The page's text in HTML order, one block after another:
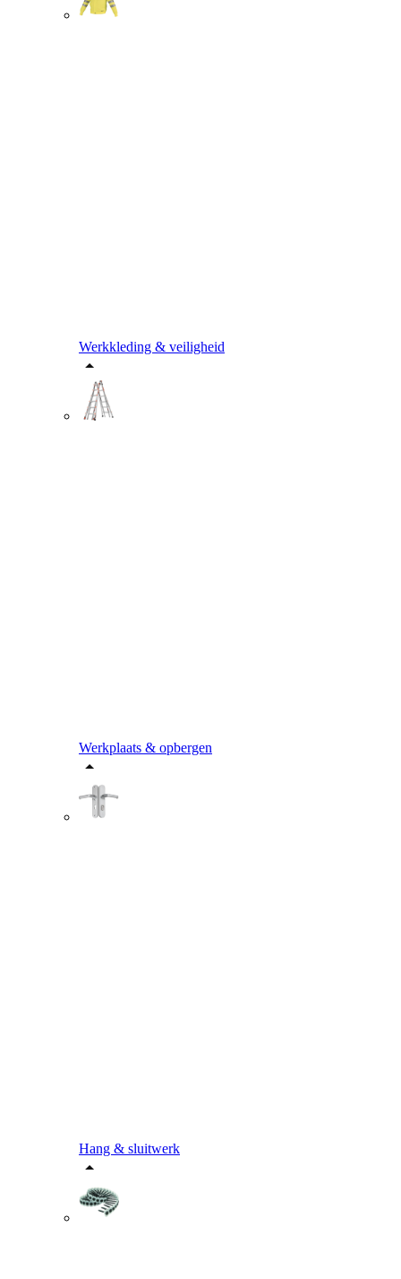
Werkkleding & veiligheid
Werkplaats & opbergen
Hang & sluitwerk